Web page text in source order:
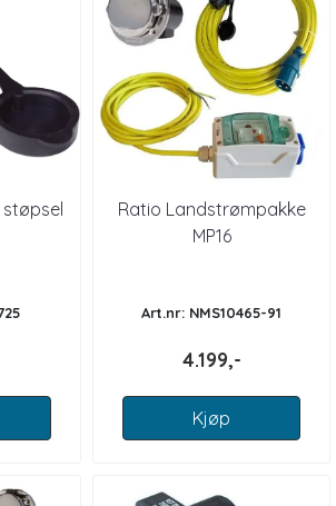
Ratio Landstrømpakke
MP16
Art.nr: NMS10465-91
4.199,-
Kjøp